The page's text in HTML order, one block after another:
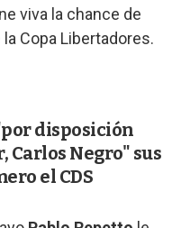
viva la chance de
Copa Libertadores.
disposición
Negro" sus
el CDS